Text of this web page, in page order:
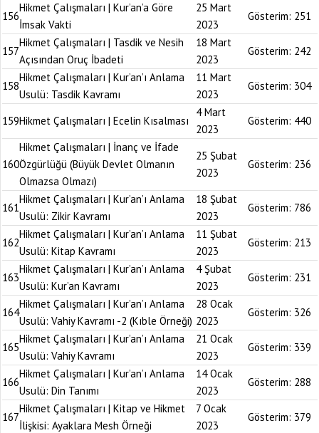
156
Hikmet Çalışmaları | Kur’an’a Göre
İmsak Vakti
25 Mart
2023
Gösterim: 251
157
Hikmet Çalışmaları | Tasdik ve Nesih
Açısından Oruç İbadeti
18 Mart
2023
Gösterim: 242
158
Hikmet Çalışmaları | Kur’an’ı Anlama
Usulü: Tasdik Kavramı
11 Mart
2023
Gösterim: 304
159Hikmet Çalışmaları | Ecelin Kısalması
4 Mart
2023
Gösterim: 440
160
Hikmet Çalışmaları | İnanç ve İfade
Özgürlüğü (Büyük Devlet Olmanın
Olmazsa Olmazı)
25 Şubat
2023
Gösterim: 236
161
Hikmet Çalışmaları | Kur’an’ı Anlama
Usulü: Zikir Kavramı
18 Şubat
2023
Gösterim: 786
162
Hikmet Çalışmaları | Kur’an’ı Anlama
Usulü: Kitap Kavramı
11 Şubat
2023
Gösterim: 213
163
Hikmet Çalışmaları | Kur’an’ı Anlama
Usulü: Kur’an Kavramı
4 Şubat
2023
Gösterim: 231
164
Hikmet Çalışmaları | Kur’an’ı Anlama
Usulü: Vahiy Kavramı -2 (Kıble Örneği)
28 Ocak
2023
Gösterim: 326
165
Hikmet Çalışmaları | Kur’an’ı Anlama
Usulü: Vahiy Kavramı
21 Ocak
2023
Gösterim: 339
166
Hikmet Çalışmaları | Kur’an’ı Anlama
Usulü: Din Tanımı
14 Ocak
2023
Gösterim: 288
167
Hikmet Çalışmaları | Kitap ve Hikmet
İlişkisi: Ayaklara Mesh Örneği
7 Ocak
2023
Gösterim: 379